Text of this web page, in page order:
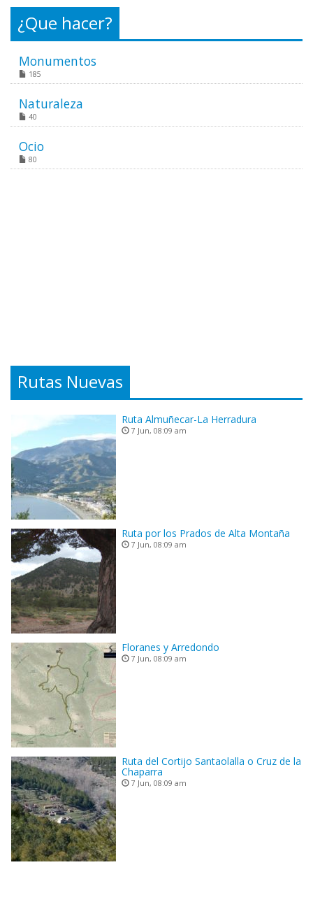
¿Que hacer?
Monumentos
185
Naturaleza
40
Ocio
80
Rutas Nuevas
Ruta Almuñecar-La Herradura
7 Jun, 08:09 am
Ruta por los Prados de Alta Montaña
7 Jun, 08:09 am
Floranes y Arredondo
7 Jun, 08:09 am
Ruta del Cortijo Santaolalla o Cruz de la
Chaparra
7 Jun, 08:09 am